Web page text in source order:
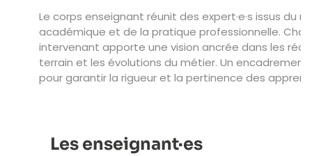
Le corps enseignant réunit des expert·e·s issus du
académique et de la pratique professionnelle.
intervenant apporte une vision ancrée dans les
terrain et les évolutions du métier. Un
pour garantir la rigueur et la pertinence des
Les enseignant·es